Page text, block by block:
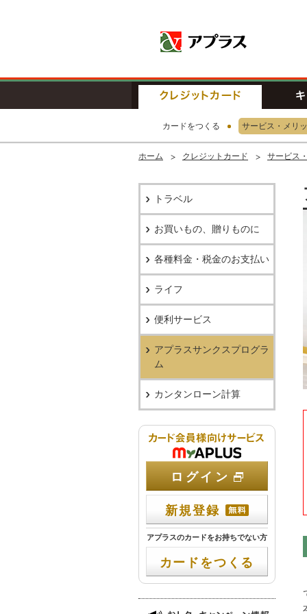
カードをつくる サービス・メリ
ホーム クレジットカード サービス
トラベル
お買いもの、贈りものに
各種料金・税金のお支払い
ライフ
便利サービス
アプラスサンクスプログラ
ム
カンタンローン計算
ログイン
新規登録
アプラスのカードをお持ちでない方
カードをつくる
おト